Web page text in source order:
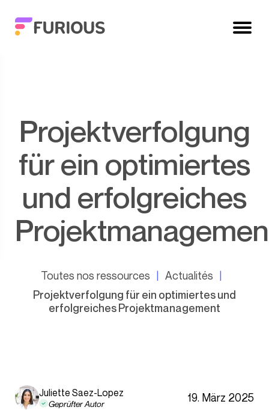
Projektverfolgung
für ein optimiertes
und erfolgreiches
Toutes nos ressources
Actualités
Projektverfolgung für ein optimiertes und
erfolgreiches Projektmanagement
Juliette Saez-Lopez
Geprüfter Autor 19. März 2025